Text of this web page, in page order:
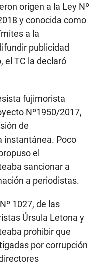
origen a la Ley Nº
y conocida como
a la
publicidad
el TC la declaró
fujimorista
Nº1950/2017,
de
instantánea. Poco
el
sancionar a
a periodistas.
1027, de las
Úrsula Letona y
prohibir que
por corrupción